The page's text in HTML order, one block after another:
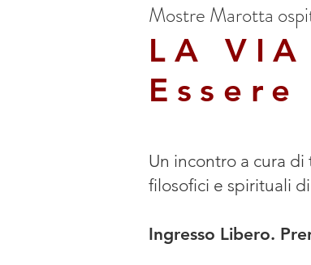
Mostre Marotta
LA VIA
Un incontro a cura
filosofici e spirituali di
Ingresso Libero.